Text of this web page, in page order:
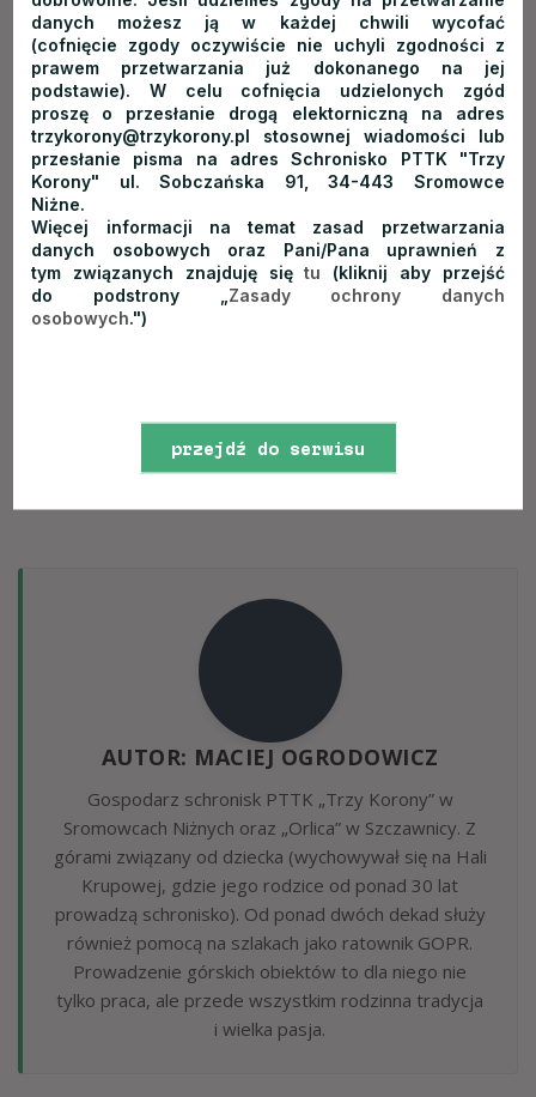
od rodzaju łowiska. Inne metody sprawdzą się na rwącym,
górskim Dunajcu, a inne na spokojniejszych wodach Jeziora
Czorsztyńskiego.
Najpopularniejsza i najbardziej widowiskowa technika
połowu na Dunajcu to metoda na muchę.Ten rodzaj
wędkarstwa wykorzystuje własnoręcznie wykonane, sztuczne
przynęty, imitujące owady w różnych stadiach rozwoju.
Tymczasem miłośnicy bardziej dynamicznego łowienia zwykle
wybierają spinning - naprzemienne zarzucanie i zwijanie na
kołowrotku sztucznej przynęty (np. woblera). Jeśli chodzi
John Cameronon Unsplash
AUTOR: MACIEJ OGRODOWICZ
Gospodarz schronisk PTTK „Trzy Korony” w
Sromowcach Niżnych oraz „Orlica” w Szczawnicy. Z
górami związany od dziecka (wychowywał się na Hali
Krupowej, gdzie jego rodzice od ponad 30 lat
prowadzą schronisko). Od ponad dwóch dekad służy
również pomocą na szlakach jako ratownik GOPR.
Prowadzenie górskich obiektów to dla niego nie
tylko praca, ale przede wszystkim rodzinna tradycja
i wielka pasja.
danych możesz ją w każdej chwili wycofać
(cofnięcie zgody oczywiście nie uchyli zgodności z
prawem przetwarzania już dokonanego na jej
podstawie). W celu cofnięcia udzielonych zgód
proszę o przesłanie drogą elektorniczną na adres
trzykorony@trzykorony.pl stosownej wiadomości lub
przesłanie pisma na adres Schronisko PTTK "Trzy
Korony" ul. Sobczańska 91, 34-443 Sromowce
Niżne.
Więcej informacji na temat zasad przetwarzania
danych osobowych oraz Pani/Pana uprawnień z
tym związanych znajduję siętu (kliknij aby przejść
do podstrony „ Zasady ochrony danych
osobowych.")
przejdź do serwisu